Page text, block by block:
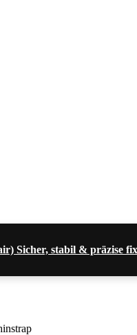
Sicher, stabil & präzise